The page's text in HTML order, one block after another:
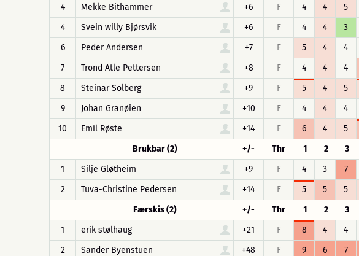
4
Mekke Bithammer +6 F 4 4 5
4
Svein willy Bjørsvik +6 F 4 4 3
6
Peder Andersen +7 F 5 4 4
7
Trond Atle Pettersen +8 F 4 4 4
8
Steinar Solberg +9 F 5 4 5
9
Johan Granøien +10 F 4 4 4
10
Emil Røste +14 F 6 4 5
Brukbar (2)
+/- Thr 1 2 3
1
Silje Gløtheim +9 F 4 3 7
2
Tuva-Christine Pedersen +14 F 5 5 5
Færskis (2)
+/- Thr 1 2 3
1
erik stølhaug +21 F 8 4 4
2
Sander Byenstuen +48 F 9 6 7